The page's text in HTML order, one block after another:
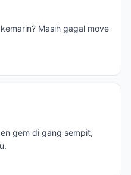
Masih gagal move
gem di gang sempit,